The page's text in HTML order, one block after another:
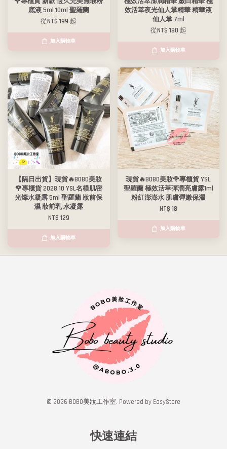
底液 5ml 10ml 聖羅蘭
從NT$ 199 起
加入購物車
效活萃夜光仙人掌精華 精華液
仙人掌 7ml
從NT$ 180 起
加入購物車
【隔日出貨】現貨🔥BOBO美妝
🌹專櫃貨 2028.10 YSL名模肌密
光燦水凝露 5ml 聖羅蘭 妝前保
濕 妝前乳 水凝露
NT$ 129
加入購物車
現貨🔥BOBO美妝🌹專櫃貨 YSL
聖羅蘭 極效活萃彈潤亮膚露1ml
粉紅澎澎水 肌膚彈嫩保濕
NT$ 18
加入購物車
© 2026 BOBO美妝工作室. Powered by EasyStore
快速連結